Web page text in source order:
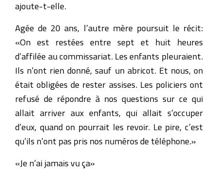
ajoute-t-elle.
Agée de 20 ans, l’autre mère poursuit le récit:
«On est restées entre sept et huit heures
d’affilée au commissariat. Les enfants pleuraient.
Ils n’ont rien donné, sauf un abricot. Et nous, on
était obligées de rester assises. Les policiers ont
refusé de répondre à nos questions sur ce qui
allait arriver aux enfants, qui allait s’occuper
d’eux, quand on pourrait les revoir. Le pire, c’est
qu’ils n’ont pas pris nos numéros de téléphone.»
«Je n’ai jamais vu ça»